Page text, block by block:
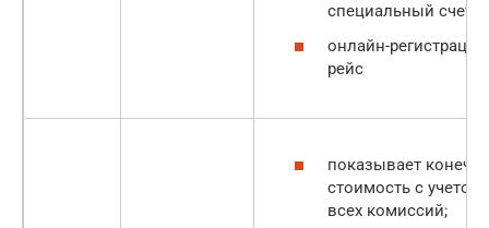
специальный счет;
онлайн-
рейс
показывает
стоимость с учетом
всех комиссий;